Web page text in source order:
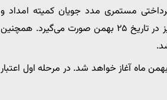
مستمری مدد جویان کمیته امداد و
بهزیستی در ۲۰ بهمن انجام می‌شود. یارانه نقدی دهک‌های اول تا سوم درآمدی نیز در تاریخ ۲۵ بهمن صورت می‌گیرد. همچنین
در عین حال و براساس اعلام وزارت رفاه، توزیع کالابرگ مرحله دوم از امروز یعنی ۱۵ بهمن ماه آغاز خواهد شد. در مرحله اول اعتبار